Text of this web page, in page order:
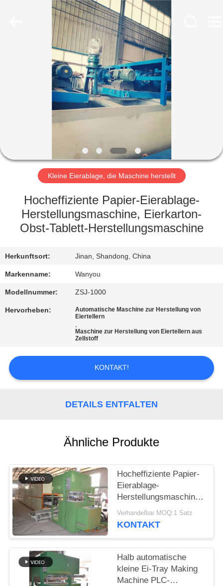
STARTSEITE
PRODUKTE
VIDEOS
ÜBER
UNS
FABRIK
TOUR
KONTAKT
NACHRICHTEN
FÄLLE
REFERENZEN
DATENSCHUTZRICHTLINIE
Kleine Eierablage, die Maschine herstellt
Hocheffiziente Papier-Eierablage-
Herstellungsmaschine, Eierkarton-
Obst-Tablett-Herstellungsmaschine
Herkunftsort: Jinan, Shandong, China
Markenname: Wanyou
Modellnummer: ZSJ-1000
Hervorheben:
Automatische Maschine zur Herstellung von
Eiertellern
,
Maschine zur Herstellung von Eiertellern aus
Zellstoff
KONTAKT!
DETAILS ENTFALTEN
Ähnliche Produkte
Hocheffiziente Papier-
Eierablage-
Herstellungsmaschine,
Eierkarton-Obst-
Tablett-
Verhandelbar MOQ:1 Satz
KONTAKT
Halb automatische
kleine Ei-Tray Making
Machine PLC-